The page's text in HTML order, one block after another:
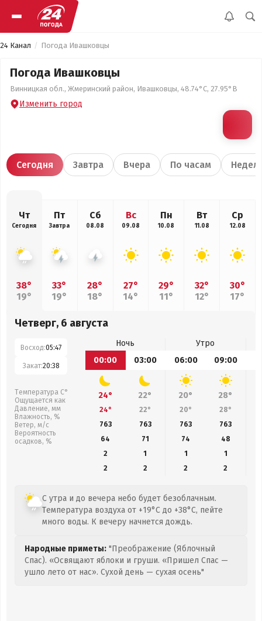
24 Канал Погода Ивашковцы
Погода Ивашковцы
Винницкая обл., Жмеринский район, Ивашковцы, 48.74°С, 27.95°В
Изменить город
Сегодня Завтра Вчера По часам
Чт
Сегодня
38°
19°
Пт
Завтра
33°
19°
Сб
08.08
28°
18°
Вс
09.08
27°
14°
Пн
10.08
29°
11°
Вт
11.08
32°
12°
Ср
12.08
30°
17°
Четверг, 6 августа
Восход:05:47
Закат:20:38
Температура С°
Ощущается как
Давление, мм
Влажность, %
Ветер, м/с
Вероятность
осадков, %
Ночь
Утро
00:00
03:00 06:00 09:00
24° 22° 20° 28°
24° 22° 20° 28°
763
763 763 763
64
71 74
48
2
1 1
1
2
2 2 2
С утра и до вечера небо будет безоблачным.
Температура воздуха от +19°C до +38°C, пейте
много воды. К вечеру начнется дождь.
Народные приметы: "Преображение (Яблочный
Спас). «Освящают яблоки и груши. «Пришел Спас —
ушло лето от нас». Сухой день — сухая осень"